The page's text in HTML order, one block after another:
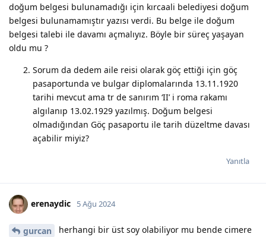
doğum belgesi bulunamadığı için kırcaali belediyesi doğum
belgesi bulunamamıştır yazısı verdi. Bu belge ile doğum
belgesi talebi ile davamı açmalıyız. Böyle bir süreç yaşayan
oldu mu ?
Sorum da dedem aile reisi olarak göç ettiği için göç
pasaportunda ve bulgar diplomalarında 13.11.1920
tarihi mevcut ama tr de sanırım ‘II’ i roma rakamı
algılanıp 13.02.1929 yazılmış. Doğum belgesi
olmadığından Göç pasaportu ile tarih düzeltme davası
açabilir miyiz?
Yanıtla
erenaydic 5 Ağu 2024
gurcan
herhangi bir üst soy olabiliyor mu bende cimere